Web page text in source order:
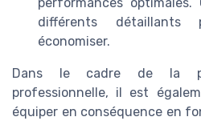
performances
différents
économiser.
Dans le cadre de la
professionnelle, il est
équiper en conséquence en